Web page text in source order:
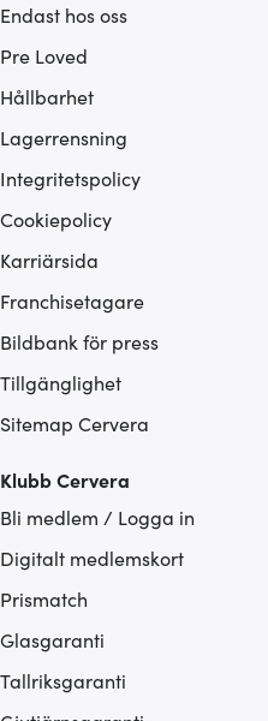
Endast hos oss
Pre Loved
Hållbarhet
Lagerrensning
Integritetspolicy
Cookiepolicy
Karriärsida
Franchisetagare
Bildbank för press
Tillgänglighet
Sitemap Cervera
Klubb Cervera
Bli medlem / Logga in
Digitalt medlemskort
Prismatch
Glasgaranti
Tallriksgaranti